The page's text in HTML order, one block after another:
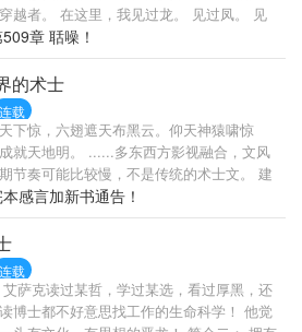
华子递上去。
越者。 在这里，我见过龙。 见过凤。 见
的仙。 也曾在飞剑上与修士以命相搏。
是我借特殊手段写的，里面不仅记载了我
的种种见闻和个人的修仙经历，为了让你
甚至—— 在内还夹带了一些真正的修仙
章 聒噪！
的术士
连载
下惊，六翅遮天布黑云。仰天神猿啸惊
就天地明。 ......多东西方影视融合，文风
节奏可能比较慢，不是传统的术士文。 建
群:264148634有空闲可以进群闲聊。
感言加新书通告！
连载
萨克读过某哲，学过某选，看过厚黑，还
博士都不好意思找工作的生命科学！ 他觉